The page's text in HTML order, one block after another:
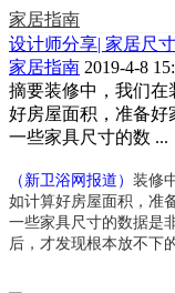
家居指南
设计师分享| 家居尺
家居指南 2019-4-8
摘要装修中，我们在
好房屋面积，准备好
一些家具尺寸的数 ...
（新卫浴网报道） 装修
如计算好房屋面积，准
一些家具尺寸的数据是
后，才发现根本放不下